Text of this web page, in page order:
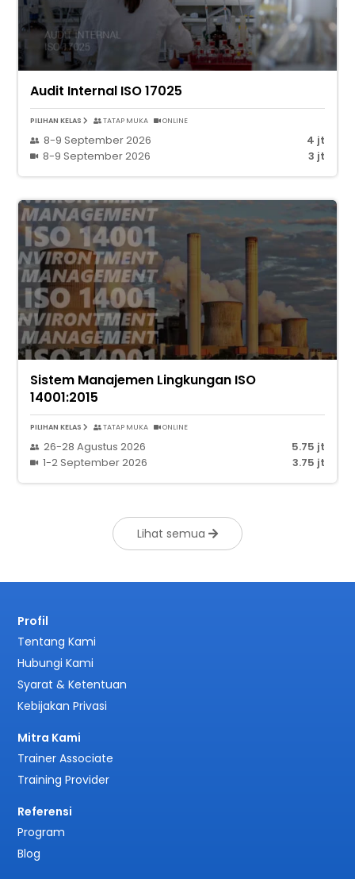
Audit Internal ISO 17025
PILIHAN KELAS TATAP MUKA ONLINE
8-9 September 2026
4 jt
8-9 September 2026
3 jt
Sistem Manajemen Lingkungan ISO
14001:2015
PILIHAN KELAS TATAP MUKA ONLINE
26-28 Agustus 2026
5.75 jt
1-2 September 2026
3.75 jt
Lihat semua
Profil
Tentang Kami
Hubungi Kami
Syarat & Ketentuan
Kebijakan Privasi
Mitra Kami
Trainer Associate
Training Provider
Referensi
Program
Blog